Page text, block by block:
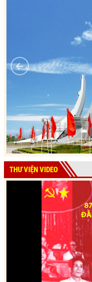
THƯ VIỆN VIDEO